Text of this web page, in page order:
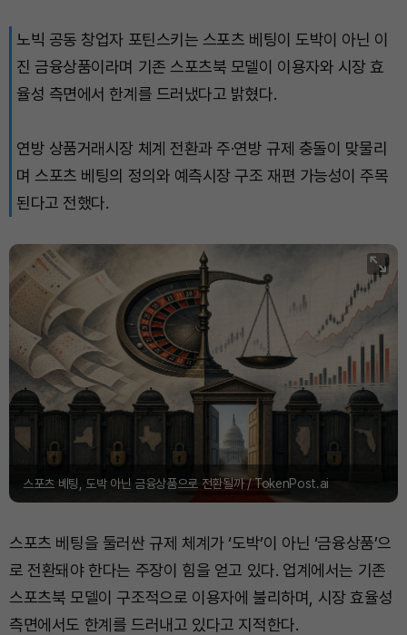
XRP (XRP) ₩ 1,462 (+0.44%)
Hyperliquid (HYPE) ₩ 76,946(+0.49%)
Bitcoin (BTC) (-0.21%)
노빅 공동 창업자 포틴스키는 스포츠 베팅이 도박이 아닌 이
진 금융상품이라며 기존 스포츠북 모델이 이용자와 시장 효
율성 측면에서 한계를 드러냈다고 밝혔다.
연방 상품거래시장 체계 전환과 주·연방 규제 충돌이 맞물리
며 스포츠 베팅의 정의와 예측시장 구조 재편 가능성이 주목
된다고 전했다.
스포츠 베팅, 도박 아닌 금융상품으로 전환될까 / TokenPost.ai
스포츠 베팅을 둘러싼 규제 체계가 ‘도박’이 아닌 ‘금융상품’으
로 전환돼야 한다는 주장이 힘을 얻고 있다. 업계에서는 기존
스포츠북 모델이 구조적으로 이용자에 불리하며, 시장 효율성
측면에서도 한계를 드러내고 있다고 지적한다.